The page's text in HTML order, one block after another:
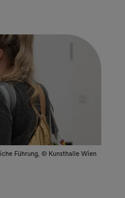
Führung, © Kunsthalle Wien